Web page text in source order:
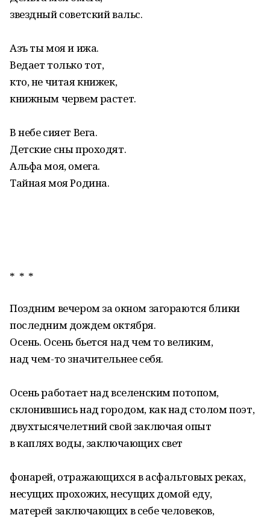
звездный советский вальс.
Азъ ты моя и ижа.
Ведает только тот,
кто, не читая книжек,
книжным червем растет.
В небе сияет Вега.
Детские сны проходят.
Альфа моя, омега.
Тайная моя Родина.
* * *
Поздним вечером за окном загораются блики
последним дождем октября.
Осень. Осень бьется над чем то великим,
над чем-то значительнее себя.
Осень работает над вселенским потопом,
склонившись над городом, как над столом поэт,
двухтысячелетний свой заключая опыт
в каплях воды, заключающих свет
фонарей, отражающихся в асфальтовых реках,
несущих прохожих, несущих домой еду,
матерей заключающих в себе человеков,